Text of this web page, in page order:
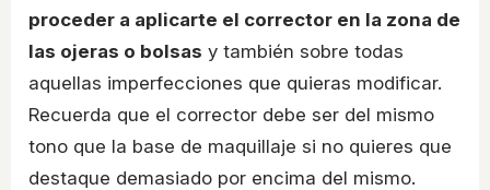
proceder a aplicarte el corrector en la zona de
las ojeras o bolsas y también sobre todas
aquellas imperfecciones que quieras modificar.
Recuerda que el corrector debe ser del mismo
tono que la base de maquillaje si no quieres que
destaque demasiado por encima del mismo.